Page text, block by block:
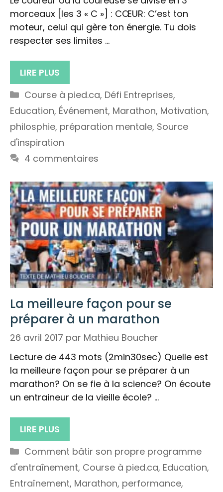
morceaux [les 3 « C »] : CŒUR: C’est ton
moteur, celui qui gère ton énergie. Tu dois
respecter ses limites …
LIRE PLUS
Catégories
Course à pied.ca, Défi Entreprises,
Education, Événement, Marathon, Motivation,
philosphie, préparation mentale, Source
d'inspiration
4 commentaires
La meilleure façon pour se
préparer à un marathon
26 avril 2017 par Mathieu Boucher
Lecture de 443 mots (2min30sec) Quelle est
la meilleure façon pour se préparer à un
marathon? On se fie à la science? On écoute
un entraineur de la vieille école? …
LIRE PLUS
Catégories
Comment bâtir son propre programme
d'entraînement, Course à pied.ca, Education,
Entraînement, Marathon, performance,